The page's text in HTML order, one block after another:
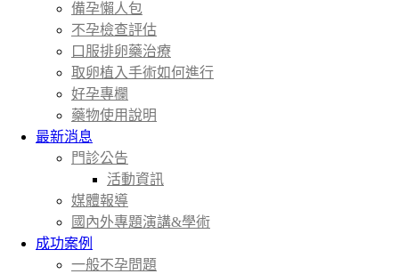
備孕懶人包
不孕檢查評估
口服排卵藥治療
取卵植入手術如何進行
好孕專欄
藥物使用說明
最新消息
門診公告
活動資訊
媒體報導
國內外專題演講&學術
成功案例
一般不孕問題